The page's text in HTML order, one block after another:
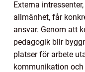
Externa
allmänhet, får
ansvar. Genom att
pedagogik blir
platser för arbete
kommunikation